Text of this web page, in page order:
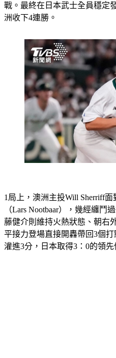
戰。最終在日本武士全員穩定
洲收下4連勝。
1局上，澳洲主投Will Sherriff
（Lars Nootbaar），幾經纏鬥
藤健介則維持火熱狀態、朝右
平接力登場直接開轟帶回3個
灌進3分，日本取得3：0的領先